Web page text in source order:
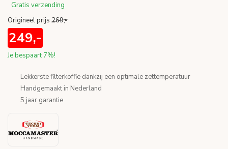
Lekkerste filterkoffie dankzij een optimale zettemperatuur
Handgemaakt in Nederland
5 jaar garantie
Origineel prijs 269,-
249,-
Je bespaart7%!
Gratis verzending